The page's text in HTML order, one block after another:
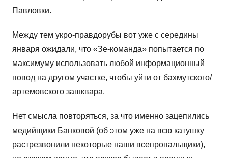
Павловки.
Между тем укро-правдорубы вот уже с середины
января ожидали, что «Зе-команда» попытается по
максимуму использовать любой информационный
повод на другом участке, чтобы уйти от бахмутского/
артемовского зашквара.
Нет смысла повторяться, за что именно зацепились
медийщики Банковой (об этом уже на всю катушку
растрезвонили некоторые наши всепропальщики),